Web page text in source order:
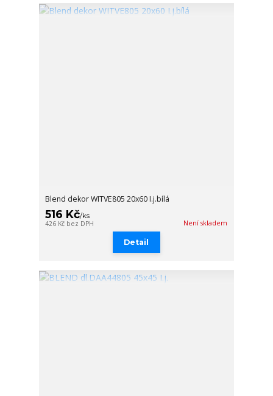
Blend dekor WITVE805 20x60 I.j.bílá
516 Kč/ks
426 Kč bez DPH Není skladem
Detail